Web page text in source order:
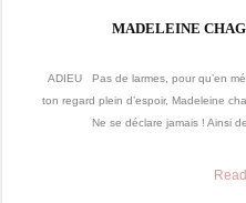
MADELEINE
ADIEU Pas de larmes, pour qu’en
ton regard plein d’espoir, Madeleine
Ne se déclare jamais ! Ainsi